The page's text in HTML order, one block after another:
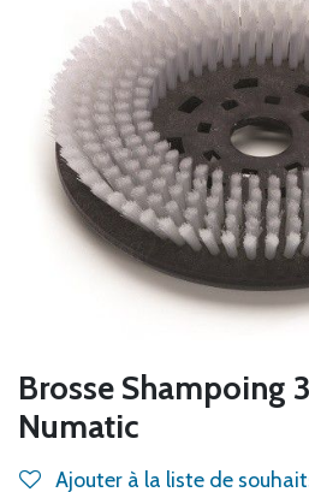
Brosse Shampoing
Numatic
Ajouter à la liste de